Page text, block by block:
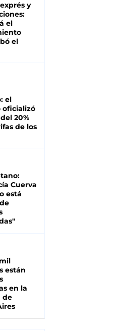
y
el
el
el
oficializó
20%
de los
Cuerva
está
están
en la
de